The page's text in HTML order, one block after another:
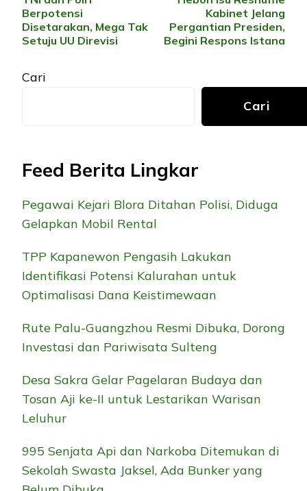
Artikel
Berpotensi
Disetarakan, Mega Tak
Setuju UU Direvisi
Kabinet Jelang
Pergantian Presiden,
Begini Respons Istana
Cari
Cari
Feed Berita Lingkar
Pegawai Kejari Blora Ditahan Polisi, Diduga
Gelapkan Mobil Rental
TPP Kapanewon Pengasih Lakukan
Identifikasi Potensi Kalurahan untuk
Optimalisasi Dana Keistimewaan
Rute Palu-Guangzhou Resmi Dibuka, Dorong
Investasi dan Pariwisata Sulteng
Desa Sakra Gelar Pagelaran Budaya dan
Tosan Aji ke-II untuk Lestarikan Warisan
Leluhur
995 Senjata Api dan Narkoba Ditemukan di
Sekolah Swasta Jaksel, Ada Bunker yang